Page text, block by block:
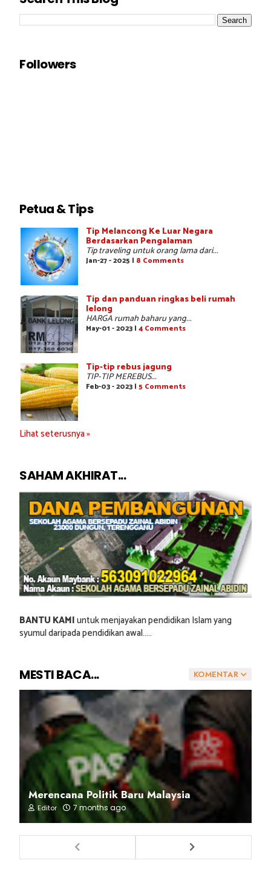
Followers
Petua & Tips
Tip Melancong Ke Luar Negara
Berdasarkan Pengalaman
Tip traveling untuk orang lama dari...
Jan-27 - 2025 | 8 Comments
Tip dan panduan ringkas beli rumah
lelong
HARGA rumah baharu yang...
May-01 - 2023 | 4 Comments
Tip-tip rebus jagung
TIP-TIP MEREBUS...
Feb-03 - 2023 | 5 Comments
Lihat seterusnya »
SAHAM AKHIRAT...
BANTU KAMIuntuk menjayakan pendidikan Islam yang
syumul daripada pendidikan awal.....
KOMENTAR
MESTI BACA...
Merencana Politik Baru Malaysia
Editor 7 months ago